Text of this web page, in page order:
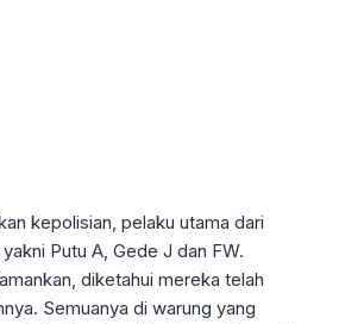
kepolisian, pelaku utama dari
Putu A, Gede J dan FW.
diketahui mereka telah
Semuanya di warung yang